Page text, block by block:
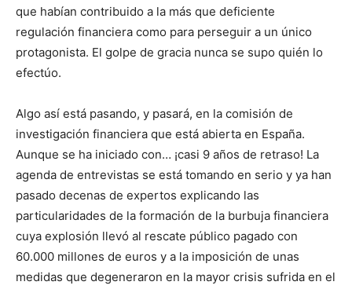
que habían contribuido a la más que deficiente
regulación financiera como para perseguir a un único
protagonista. El golpe de gracia nunca se supo quién lo
efectúo.
Algo así está pasando, y pasará, en la comisión de
investigación financiera que está abierta en España.
Aunque se ha iniciado con… ¡casi 9 años de retraso! La
agenda de entrevistas se está tomando en serio y ya han
pasado decenas de expertos explicando las
particularidades de la formación de la burbuja financiera
cuya explosión llevó al rescate público pagado con
60.000 millones de euros y a la imposición de unas
medidas que degeneraron en la mayor crisis sufrida en el